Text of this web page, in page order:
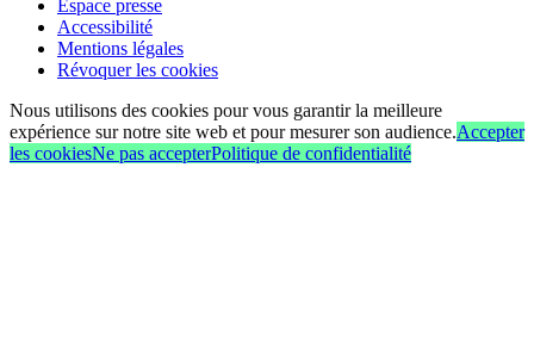
Espace presse
Accessibilité
Mentions légales
Révoquer les cookies
Nous utilisons des cookies pour vous garantir la meilleure
expérience sur notre site web et pour mesurer son audience.Accepter
les cookiesNe pas accepterPolitique de confidentialité